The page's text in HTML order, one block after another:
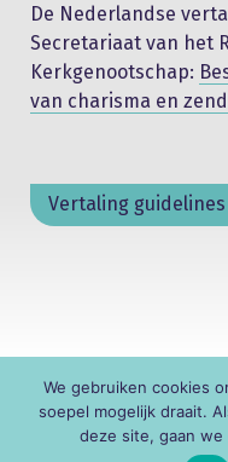
De Nederlandse
Secretariaat van het
Kerkgenootschap:
van charisma en
Vertaling
We gebruiken cookies
soepel mogelijk draait.
deze site, gaan